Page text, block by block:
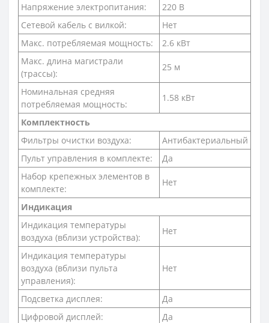
Напряжение электропитания:
220 В
Сетевой кабель с вилкой:
Нет
Макс. потребляемая мощность:
2.6 кВт
Макс. длина магистрали
(трассы):
25 м
Номинальная средняя
потребляемая мощность:
1.58 кВт
Комплектность
Фильтры очистки воздуха:
Антибактериальный
Пульт управления в комплекте:
Да
Набор крепежных элементов в
комплекте:
Нет
Индикация
Индикация температуры
воздуха (вблизи устройства):
Нет
Индикация температуры
воздуха (вблизи пульта
управления):
Нет
Подсветка дисплея:
Да
Цифровой дисплей:
Да